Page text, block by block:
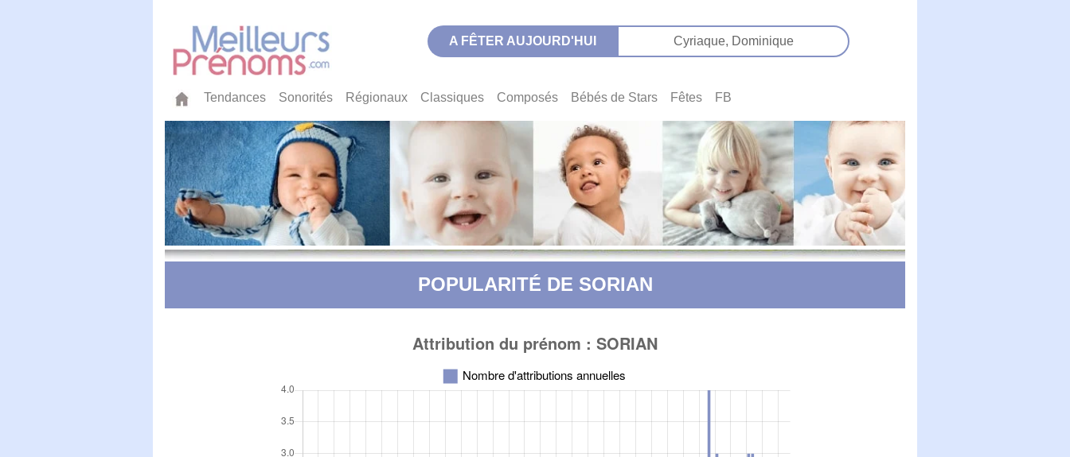
A FÊTER AUJOURD'HUI Cyriaque, Dominique
Tendances Sonorités Régionaux Classiques Composés Bébés de Stars Fêtes FB
POPULARITÉ DE SORIAN